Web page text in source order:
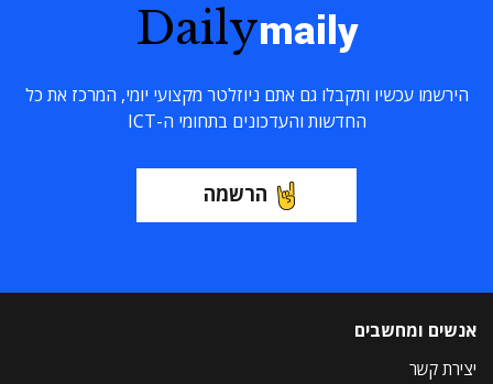
Dailymaily
הירשמו עכשיו ותקבלו גם אתם ניוזלטר מקצועי יומי, המרכז את כל
החדשות והעדכונים בתחומי ה-ICT
הרשמה
אנשים ומחשבים
יצירת קשר